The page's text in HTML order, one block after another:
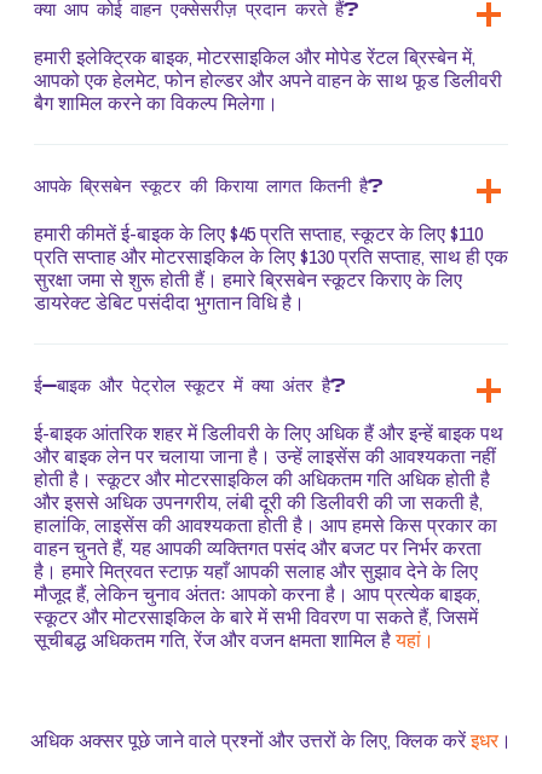
क्या आप कोई वाहन एक्सेसरीज़ प्रदान करते हैं?
हमारी इलेक्ट्रिक बाइक, मोटरसाइकिल और मोपेड रेंटल ब्रिस्बेन में,
आपको एक हेलमेट, फोन होल्डर और अपने वाहन के साथ फूड डिलीवरी
बैग शामिल करने का विकल्प मिलेगा।
आपके ब्रिसबेन स्कूटर की किराया लागत कितनी है?
हमारी कीमतें ई-बाइक के लिए $45 प्रति सप्ताह, स्कूटर के लिए $110
प्रति सप्ताह और मोटरसाइकिल के लिए $130 प्रति सप्ताह, साथ ही एक
सुरक्षा जमा से शुरू होती हैं। हमारे ब्रिसबेन स्कूटर किराए के लिए
डायरेक्ट डेबिट पसंदीदा भुगतान विधि है।
ई-बाइक और पेट्रोल स्कूटर में क्या अंतर है?
ई-बाइक आंतरिक शहर में डिलीवरी के लिए अधिक हैं और इन्हें बाइक पथ
और बाइक लेन पर चलाया जाना है। उन्हें लाइसेंस की आवश्यकता नहीं
होती है। स्कूटर और मोटरसाइकिल की अधिकतम गति अधिक होती है
और इससे अधिक उपनगरीय, लंबी दूरी की डिलीवरी की जा सकती है,
हालांकि, लाइसेंस की आवश्यकता होती है। आप हमसे किस प्रकार का
वाहन चुनते हैं, यह आपकी व्यक्तिगत पसंद और बजट पर निर्भर करता
है। हमारे मित्रवत स्टाफ़ यहाँ आपकी सलाह और सुझाव देने के लिए
मौजूद हैं, लेकिन चुनाव अंततः आपको करना है। आप प्रत्येक बाइक,
स्कूटर और मोटरसाइकिल के बारे में सभी विवरण पा सकते हैं, जिसमें
सूचीबद्ध अधिकतम गति, रेंज और वजन क्षमता शामिल हैयहां।
अधिक अक्सर पूछे जाने वाले प्रश्नों और उत्तरों के लिए, क्लिक करेंइधर ।